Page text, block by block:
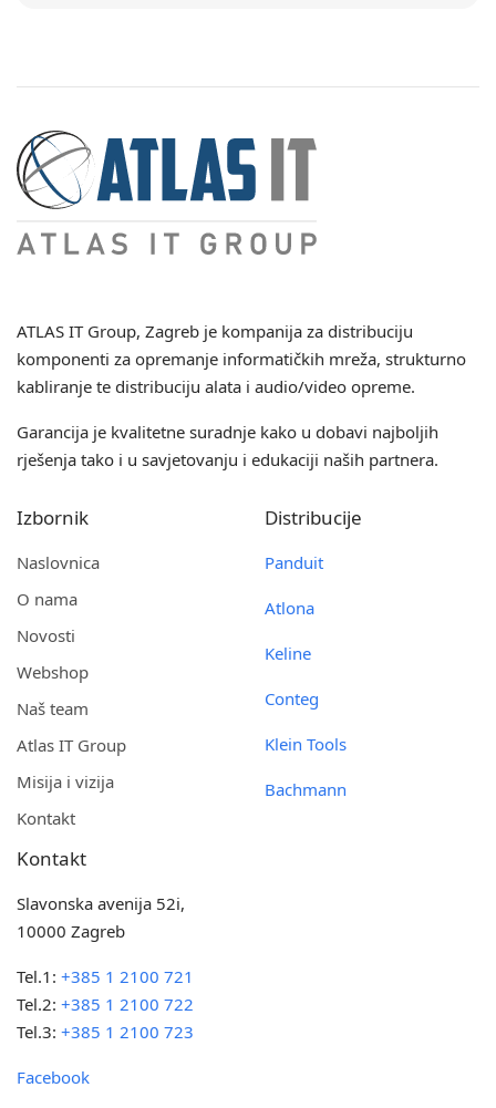
ATLAS IT Group, Zagreb je kompanija za distribuciju
komponenti za opremanje informatičkih mreža, strukturno
kabliranje te distribuciju alata i audio/video opreme.
Garancija je kvalitetne suradnje kako u dobavi najboljih
rješenja tako i u savjetovanju i edukaciji naših partnera.
Izbornik
Naslovnica
O nama
Novosti
Webshop
Naš team
Atlas IT Group
Misija i vizija
Kontakt
Distribucije
Panduit
Atlona
Keline
Conteg
Klein Tools
Bachmann
Kontakt
Slavonska avenija 52i,
10000 Zagreb
Tel.1:+385 1 2100 721
Tel.2:+385 1 2100 722
Tel.3:+385 1 2100 723
Facebook